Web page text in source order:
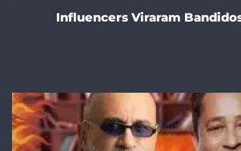
Influencers Viraram